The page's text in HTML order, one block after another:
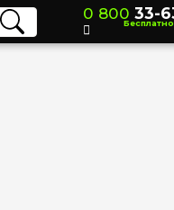
0 800 33-
Бесплатно